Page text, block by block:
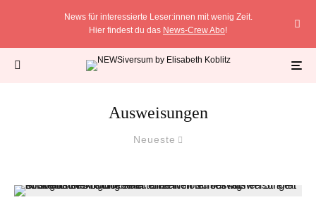
News für interessierte Leser:innen mit wenig Zeit.
Hier findest du das News-Crew Abo!
Ausweisungen
Neueste